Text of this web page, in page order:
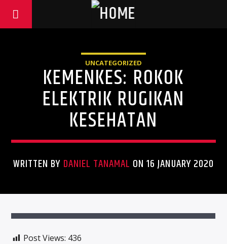
UNCATEGORIZED
KEMENKES: ROKOK
ELEKTRIK RUGIKAN
KESEHATAN
WRITTEN BY DANIEL TANAMAL ON 16 JANUARY 2020
Post Views: 436